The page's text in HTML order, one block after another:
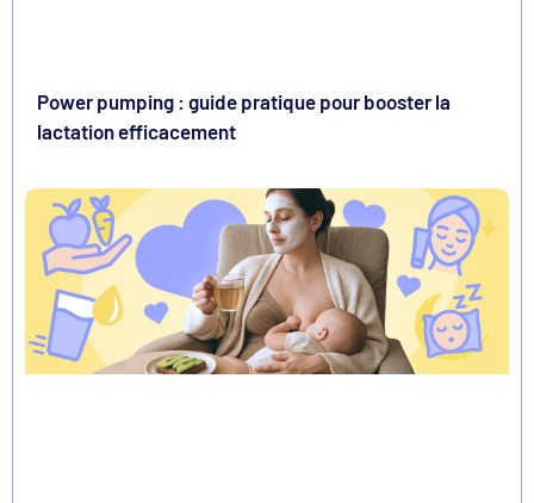
Power pumping : guide pratique pour booster la
lactation efficacement